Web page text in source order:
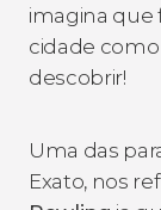
imagina que
cidade
descobrir!
Uma das
Exato, nos